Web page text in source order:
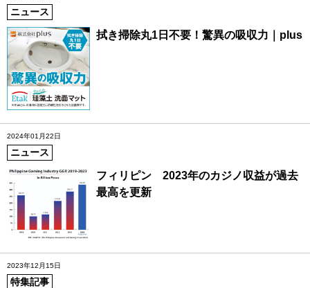
ニュース
拭き掃除丸1日不要！驚異の吸収力｜plus
2024年01月22日
ニュース
フィリピン 2023年のカジノ収益が過去
最高を更新
2023年12月15日
特集記事